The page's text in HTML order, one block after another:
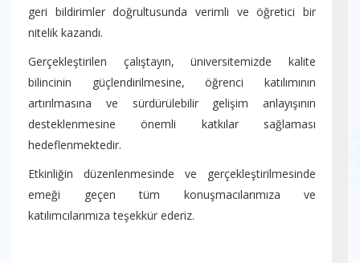
geri bildirimler doğrultusunda verimli ve öğretici bir
nitelik kazandı.
Gerçekleştirilen çalıştayın, üniversitemizde kalite
bilincinin güçlendirilmesine, öğrenci katılımının
artırılmasına ve sürdürülebilir gelişim anlayışının
desteklenmesine önemli katkılar sağlaması
hedeflenmektedir.
Etkinliğin düzenlenmesinde ve gerçekleştirilmesinde
emeği geçen tüm konuşmacılarımıza ve
katılımcılarımıza teşekkür ederiz.